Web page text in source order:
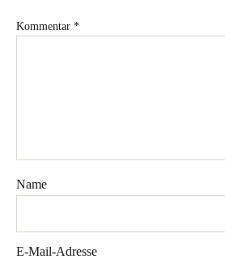
Kommentar *
Name
E-Mail-Adresse